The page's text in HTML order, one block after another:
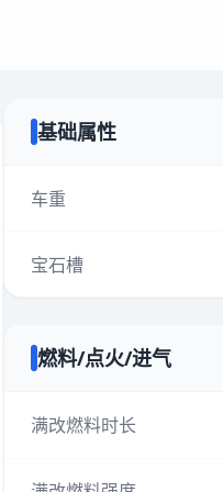
基础属性
车重
宝石槽
燃料/点火/进气
满改燃料时长
5.0分
5.0分